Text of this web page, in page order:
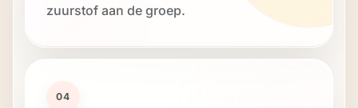
zuurstof aan de groep.
04